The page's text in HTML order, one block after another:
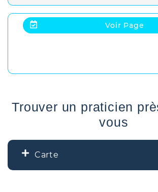
Voir Page
Trouver un praticien
vous
Carte